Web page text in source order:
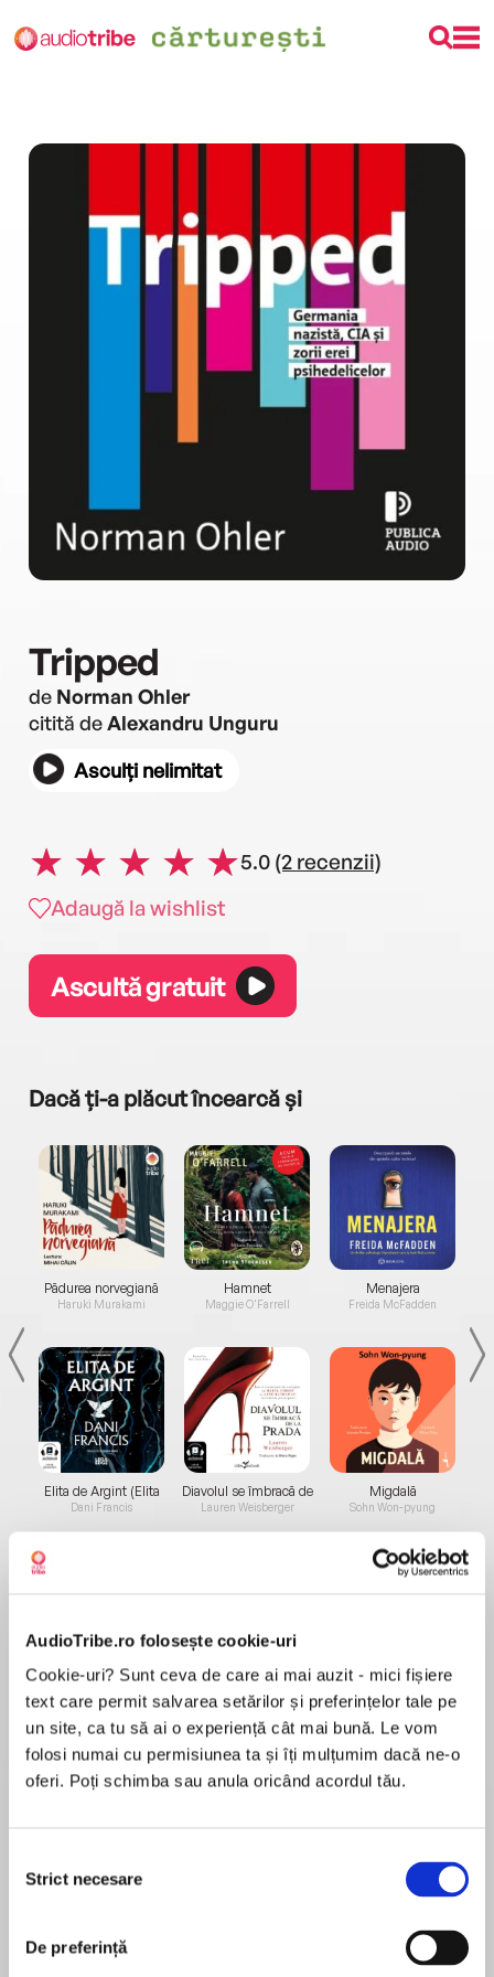
AudioTribe.ro folosește cookie-uri
Cookie-uri? Sunt ceva de care ai mai auzit - mici fișiere
text care permit salvarea setărilor și preferințelor tale pe
un site, ca tu să ai o experiență cât mai bună. Le vom
folosi numai cu permisiunea ta și îți mulțumim dacă ne-o
oferi. Poți schimba sau anula oricând acordul tău.
consimțământului
Strict necesare
De preferință
Tripped
de Norman Ohler
citită deAlexandru Unguru
Asculți nelimitat
5.0 (2 recenzii)
Adaugă la wishlist
Ascultă gratuit
Dacă ți-a plăcut încearcă și
Pădurea norvegiană
Haruki Murakami
Elita de Argint (Elita
de...
Dani Francis
Hamnet
Maggie O'Farrell
Diavolul se îmbracă de
la...
Lauren Weisberger
Menajera
Freida McFadden
Migdală
Sohn Won-pyung
Despre carte
Creat inițial în scopuri medicale de o companie
farmaceutică elvețiană, LSD a fost preluat de
naziști în cercetările militare în domeniul
controlului minții, cercetări pe care, după
război, SUA au dorit cu disperare să le obțină.
tortură psihologică din anii 1950 și 1960, și, în
cele din urmă, a modelat politicile SUA privind
secol.